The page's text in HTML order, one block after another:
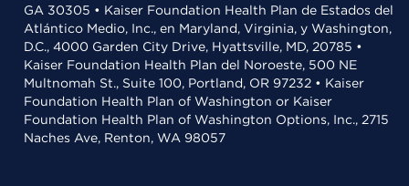
GA 30305 • Kaiser Foundation Health Plan de Estados del
Atlántico Medio, Inc., en Maryland, Virginia, y Washington,
D.C., 4000 Garden City Drive, Hyattsville, MD, 20785 •
Kaiser Foundation Health Plan del Noroeste, 500 NE
Multnomah St., Suite 100, Portland, OR 97232 • Kaiser
Foundation Health Plan of Washington or Kaiser
Foundation Health Plan of Washington Options, Inc., 2715
Naches Ave, Renton, WA 98057